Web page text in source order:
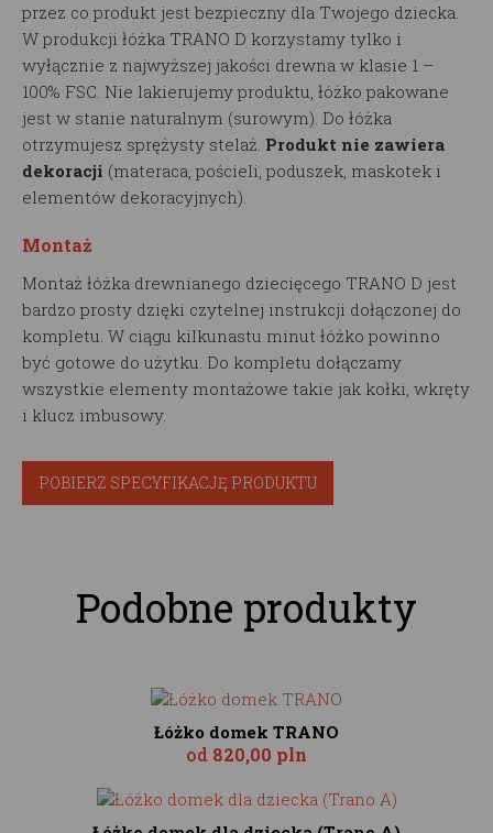
przez co produkt jest bezpieczny dla Twojego dziecka.
W produkcji łóżka TRANO D korzystamy tylko i
wyłącznie z najwyższej jakości drewna w klasie 1 –
100% FSC. Nie lakierujemy produktu, łóżko pakowane
jest w stanie naturalnym (surowym). Do łóżka
otrzymujesz sprężysty stelaż. Produkt nie zawiera
dekoracji (materaca, pościeli, poduszek, maskotek i
elementów dekoracyjnych).
Montaż
Montaż łóżka drewnianego dziecięcego TRANO D jest
bardzo prosty dzięki czytelnej instrukcji dołączonej do
kompletu. W ciągu kilkunastu minut łóżko powinno
być gotowe do użytku. Do kompletu dołączamy
wszystkie elementy montażowe takie jak kołki, wkręty
i klucz imbusowy.
POBIERZ SPECYFIKACJĘ PRODUKTU
Podobne produkty
Łóżko domek TRANO
od 820,00 pln